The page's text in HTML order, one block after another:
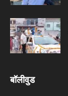
बॉलीवुड